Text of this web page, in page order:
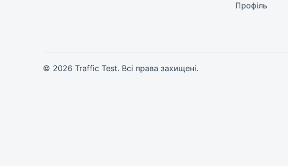
Профіль
© 2026 Traffic Test. Всі права захищені.